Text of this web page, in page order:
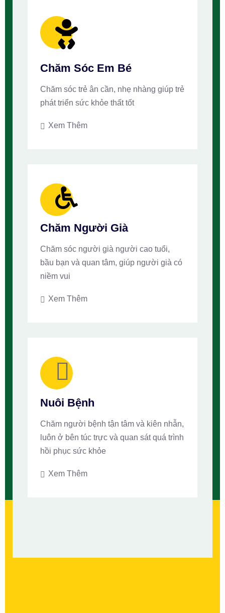
Chăm Sóc Em Bé
Chăm sóc trẻ ân cần, nhẹ nhàng giúp trẻ
phát triển sức khỏe thất tốt
Xem Thêm
Chăm Người Già
Chăm sóc người già người cao tuổi,
bầu bạn và quan tâm, giúp người già có
niềm vui
Xem Thêm
Nuôi Bệnh
Chăm người bệnh tận tâm và kiên nhẫn,
luôn ở bên túc trực và quan sát quá trình
hồi phục sức khỏe
Xem Thêm